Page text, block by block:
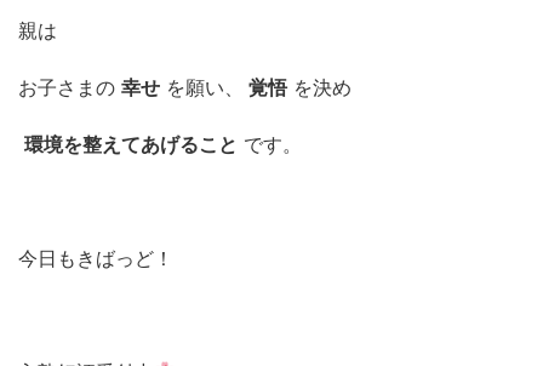
親は
お子さまの 幸せ を願い、 覚悟 を決め
環境を整えてあげること です。
今日もきばっど！